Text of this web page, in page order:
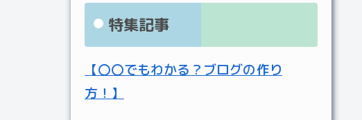
特集記事
【〇〇でもわかる？ブログの作り
方！】